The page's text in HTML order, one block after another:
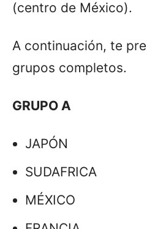
(centro de México).
A continuación, te
grupos completos.
GRUPO A
JAPÓN
SUDAFRICA
MÉXICO